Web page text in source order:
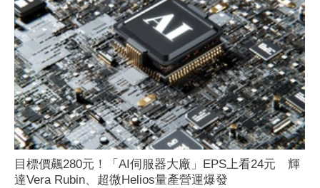
目標價飆280元！「AI伺服器大廠」EPS上看24元 輝
達Vera Rubin、超微Helios量產營運爆發